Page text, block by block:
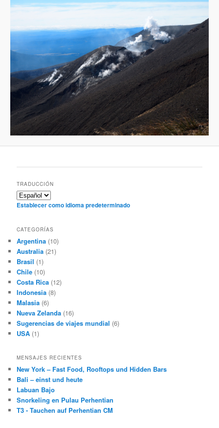
TRADUCCIÓN
Establecer como idioma predeterminado
CATEGORÍAS
Argentina (10)
Australia (21)
Brasil (1)
Chile (10)
Costa Rica (12)
Indonesia (8)
Malasia (6)
Nueva Zelanda (16)
Sugerencias de viajes mundial (6)
USA (1)
MENSAJES RECIENTES
New York – Fast Food, Rooftops und Hidden Bars
Bali – einst und heute
Labuan Bajo
Snorkeling en Pulau Perhentian
T3 - Tauchen auf Perhentian CM